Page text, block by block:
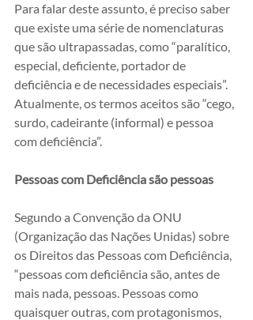
Para falar deste assunto, é preciso saber
que existe uma série de nomenclaturas
que são ultrapassadas, como “paralítico,
especial, deficiente, portador de
deficiência e de necessidades especiais”.
Atualmente, os termos aceitos são “cego,
surdo, cadeirante (informal) e pessoa
com deficiência”.
Pessoas com Deficiência são pessoas
Segundo a Convenção da ONU
(Organização das Nações Unidas) sobre
os Direitos das Pessoas com Deficiência,
“pessoas com deficiência são, antes de
mais nada, pessoas. Pessoas como
quaisquer outras, com protagonismos,